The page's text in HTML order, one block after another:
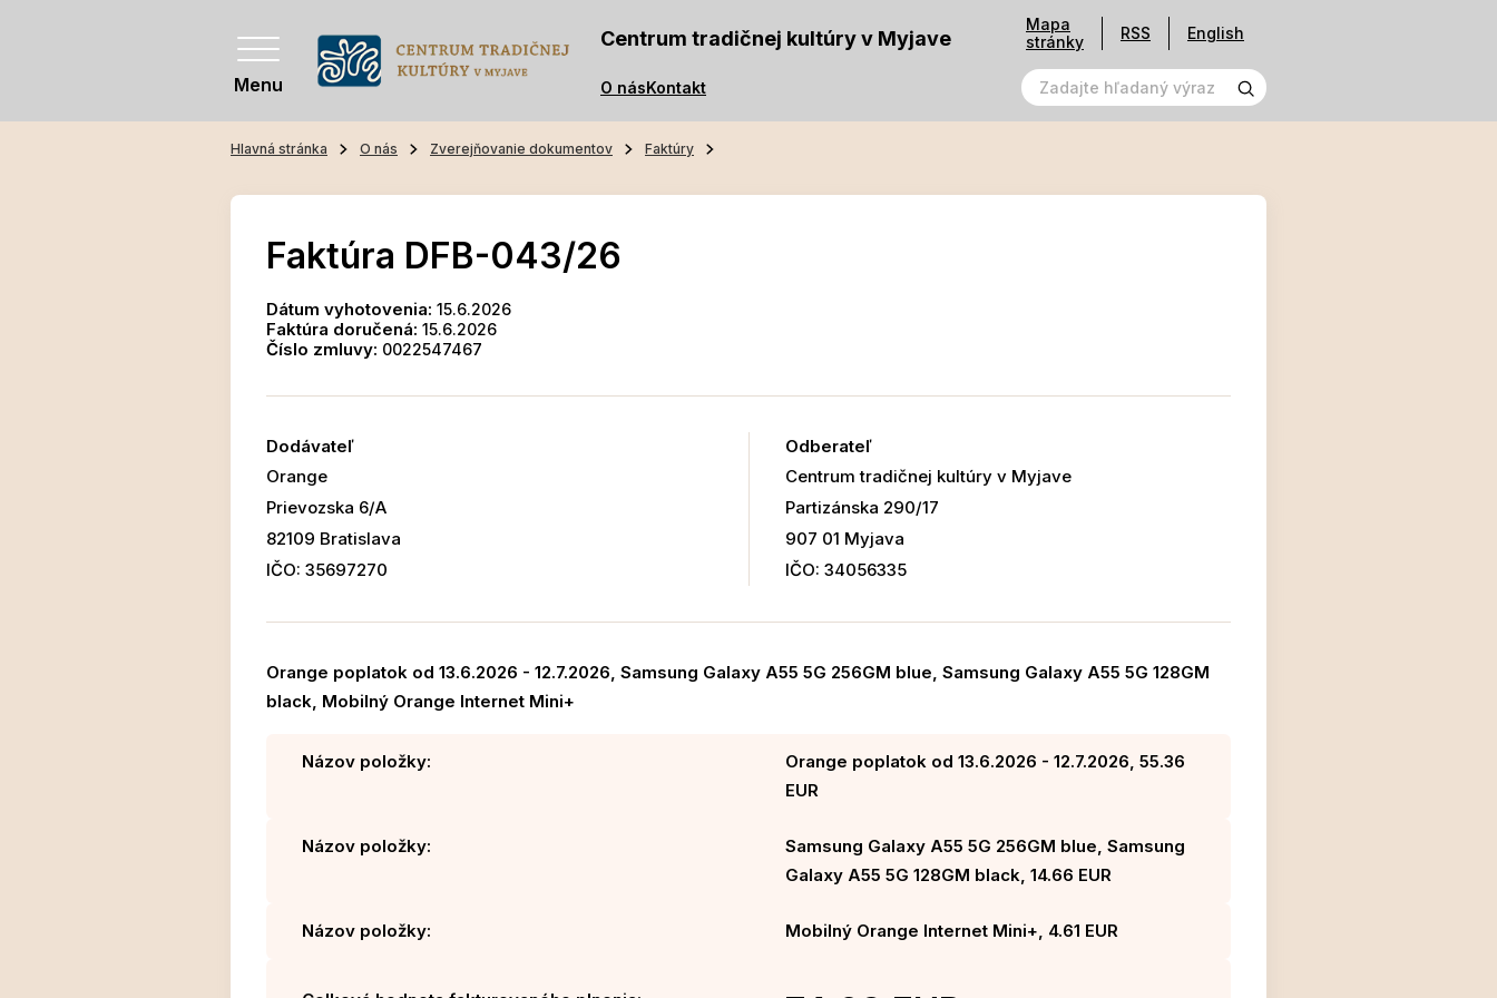
Menu
Centrum tradičnej kultúry v Myjave
O násKontakt
Mapa
stránky
RSS English
Hlavná stránka O nás Zverejňovanie dokumentov Faktúry
Faktúra DFB-043/26
Dátum vyhotovenia: 15.6.2026
Faktúra doručená: 15.6.2026
Číslo zmluvy: 0022547467
Dodávateľ
Orange
Prievozska 6/A
82109 Bratislava
IČO: 35697270
Odberateľ
Centrum tradičnej kultúry v Myjave
Partizánska 290/17
907 01 Myjava
IČO: 34056335
Orange poplatok od 13.6.2026 - 12.7.2026, Samsung Galaxy A55 5G 256GM blue, Samsung Galaxy A55 5G 128GM
black, Mobilný Orange Internet Mini+
Názov položky:
Orange poplatok od 13.6.2026 - 12.7.2026, 55.36
EUR
Názov položky:
Samsung Galaxy A55 5G 256GM blue, Samsung
Galaxy A55 5G 128GM black, 14.66 EUR
Názov položky: Mobilný Orange Internet Mini+, 4.61 EUR